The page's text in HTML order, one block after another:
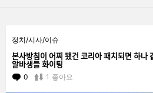
STORIES
정치/시사/이슈
본사방침이 어찌 됐건 코리아 패치되면 하나
알바생들 화이팅
0 Comments
1 좋아요